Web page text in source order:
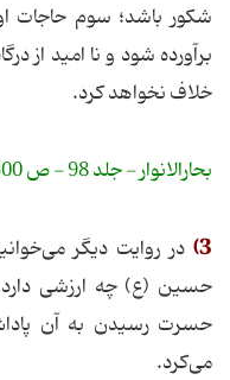
شکور باشد؛ سوم حاجات
برآورده شود و نا امید از
خلاف نخواهد کرد.
بحارالانوار - جلد 98 - ص 300
3) در روایت دیگر
حسین (ع) چه ارزشی
حسرت رسیدن به آن
می‌کرد.